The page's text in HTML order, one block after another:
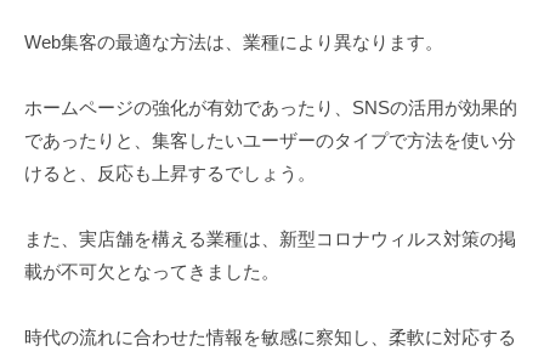
Web集客の最適な方法は、業種により異なります。
ホームページの強化が有効であったり、SNSの活用が効果的
であったりと、集客したいユーザーのタイプで方法を使い分
けると、反応も上昇するでしょう。
また、実店舗を構える業種は、新型コロナウィルス対策の掲
載が不可欠となってきました。
時代の流れに合わせた情報を敏感に察知し、柔軟に対応する